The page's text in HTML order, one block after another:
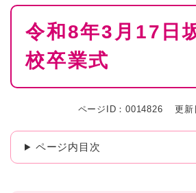
本
令和8年3月17日
校卒業式
ページID：0014826 更新
ページ内目次